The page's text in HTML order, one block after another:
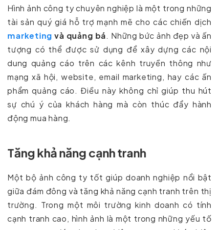
Hình ảnh công ty chuyên nghiệp là một trong những
tài sản quý giá hỗ trợ mạnh mẽ cho các chiến dịch
marketing và quảng bá. Những bức ảnh đẹp và ấn
tượng có thể được sử dụng để xây dựng các nội
dung quảng cáo trên các kênh truyền thông như
mạng xã hội, website, email marketing, hay các ấn
phẩm quảng cáo. Điều này không chỉ giúp thu hút
sự chú ý của khách hàng mà còn thúc đẩy hành
động mua hàng.
Tăng khả năng cạnh tranh
Một bộ ảnh công ty tốt giúp doanh nghiệp nổi bật
giữa đám đông và tăng khả năng cạnh tranh trên thị
trường. Trong một môi trường kinh doanh có tính
cạnh tranh cao, hình ảnh là một trong những yếu tố